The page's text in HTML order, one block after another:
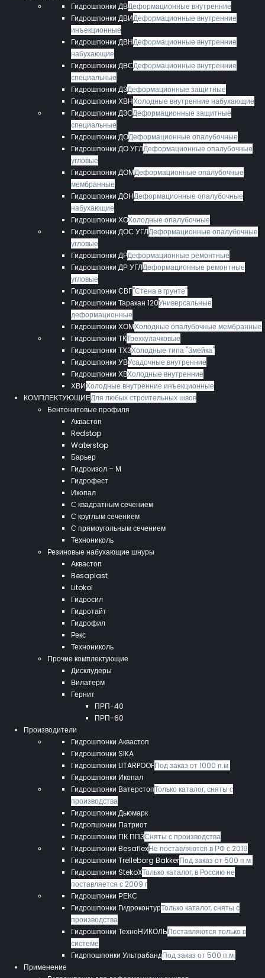
Гидрошпонки ДВДеформационные внутренние
Гидрошпонки ДВИДеформационные внутренние
инъекционные
Гидрошпонки ДВНДеформационные внутренние
набухающие
Гидрошпонки ДВСДеформационные внутренние
специальные
Гидрошпонки ДЗДеформационные защитные
Гидрошпонки ХВНХолодные внутренние набухающие
Гидрошпонки ДЗСДеформационные защитные
специальные
Гидрошпонки ДОДеформационные опалубочные
Гидрошпонки ДО УГЛДеформационные опалубочные
угловые
Гидрошпонки ДОМДеформационные опалубочные
мембранные
Гидрошпонки ДОНДеформационные опалубочные
набухающие
Гидрошпонки ХОХолодные опалубочные
Гидрошпонки ДОС УГЛДеформационные опалубочные
угловые
Гидрошпонки ДРДеформационные ремонтные
Гидрошпонки ДР УГЛДеформационные ремонтные
угловые
Гидрошпонки СВГ"Стена в грунте"
Гидрошпонки Таракан 120Универсальные
деформационные
Гидрошпонки ХОМХолодные опалубочные мембранные
Гидрошпонки ТКТрехкулачковые
Гидрошпонки ТХЗХолодные типа "Змейка"
Гидрошпонки УВУсадочные внутренние
Гидрошпонки ХВХолодные внутренние
ХВИХолодные внутренние инъекционные
КОМПЛЕКТУЮЩИЕДля любых строительных швов
Бентонитовые профиля
Аквастоп
Redstop
Waterstop
Барьер
Гидроизол – М
Гидрофест
Икопал
С квадратным сечением
С круглым сечением
С прямоугольным сечением
Технониколь
Резиновые набухающие шнуры
Аквастоп
Besaplast
Litokol
Гидросил
Гидротайт
Гидрофил
Рекс
Технониколь
Прочие комплектующие
Дисклудеры
Вилатерм
Гернит
ПРП-40
ПРП-60
Производители
Гидрошпонки Аквастоп
Гидрошпонки SIKA
Гидрошпонки LITARPOOFПод заказ от 1000 п.м.
Гидрошпонки Икопал
Гидрошпонки ВатерстопТолько каталог, сняты с
производства
Гидрошпонки Дьюмарк
Гидропшонки Патриот
Гидрошпонки ПК ППЗСняты с производства
Гидрошпонки BesaflexНе поставляются в РФ с 2019
Гидрошпонки Trelleborg BakkerПод заказ от 500 п.м.
Гидрошпонки StekoXТолько каталог, в Россию не
поставляется с 2009 г
Гидрошпонки РЕКС
Гидрошпонки ГидроконтурТолько каталог, сняты с
производства
Гидрошпонки ТехноНИКОЛЬПоставляются только в
системе
Гидрпошпонки УльтрабандПод заказ от 500 п.м.
Применение